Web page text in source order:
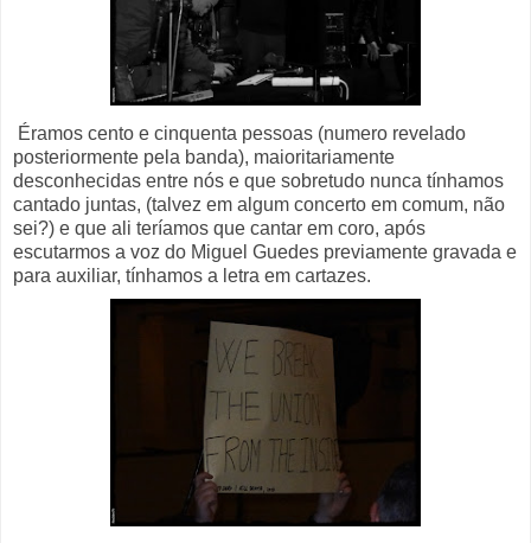
Éramos cento e cinquenta pessoas (numero revelado
posteriormente pela banda), maioritariamente
desconhecidas entre nós e que sobretudo nunca tínhamos
cantado juntas, (talvez em algum concerto em comum, não
sei?) e que ali teríamos que cantar em coro, após
escutarmos a voz do Miguel Guedes previamente gravada e
para auxiliar, tínhamos a letra em cartazes.